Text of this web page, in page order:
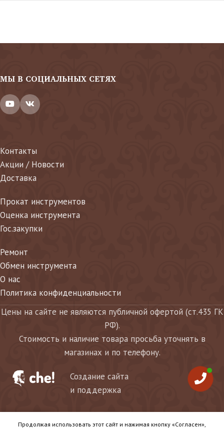
МЫ В СОЦИАЛЬНЫХ СЕТЯХ
Контакты
Акции / Новости
Доставка
Прокат инструментов
Оценка инструмента
Гос.закупки
Ремонт
Обмен инструмента
О нас
Политика конфиденциальности
Цены на сайте не являются публичной офертой (ст.435 ГК
РФ).
Стоимость и наличие товара просьба уточнять в
магазинах и по телефону.
Создание сайта
и поддержка
Продолжая использовать этот сайт и нажимая кнопку «Согласен»,